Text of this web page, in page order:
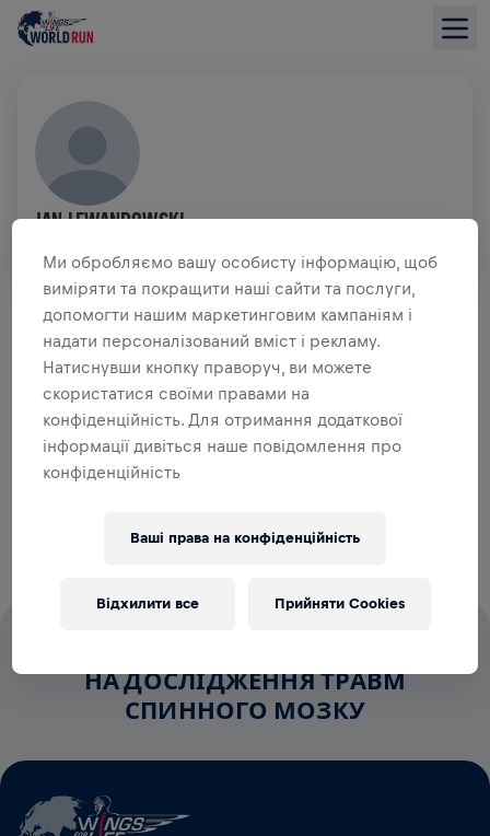
JAN LEWANDOWSKI
ОГЛЯД ЗБОРУ КОШТІВ
ЗІБРАНО 0,00 USD З 0,00 USD ЦІЛЬ
ДОДАТКОВІ ВНЕСКИ
ЗРОБИТИ ДОДАТКОВИЙ ВНЕСОК
Зроби внесок, щоб змінити ситуацію! 100% твого
НА ДОСЛІДЖЕННЯ ТРАВМ
СПИННОГО МОЗКУ
Ми обробляємо вашу особисту інформацію, щоб
виміряти та покращити наші сайти та послуги,
допомогти нашим маркетинговим кампаніям і
надати персоналізований вміст і рекламу.
Натиснувши кнопку праворуч, ви можете
скористатися своїми правами на
конфіденційність. Для отримання додаткової
інформації дивіться наше повідомлення про
конфіденційність
Ваші права на конфіденційність
Відхилити все Прийняти Cookies